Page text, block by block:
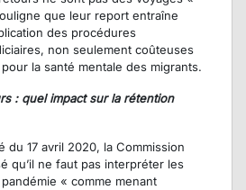
que leur report entraîne
des procédures
non seulement coûteuses
la santé mentale des migrants.
: quel impact sur la rétention
du 17 avril 2020, la Commission
qu’il ne faut pas interpréter les
« comme menant